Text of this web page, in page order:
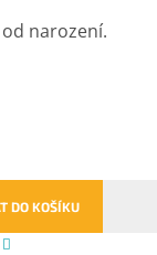
DO KOŠÍKU
narození.